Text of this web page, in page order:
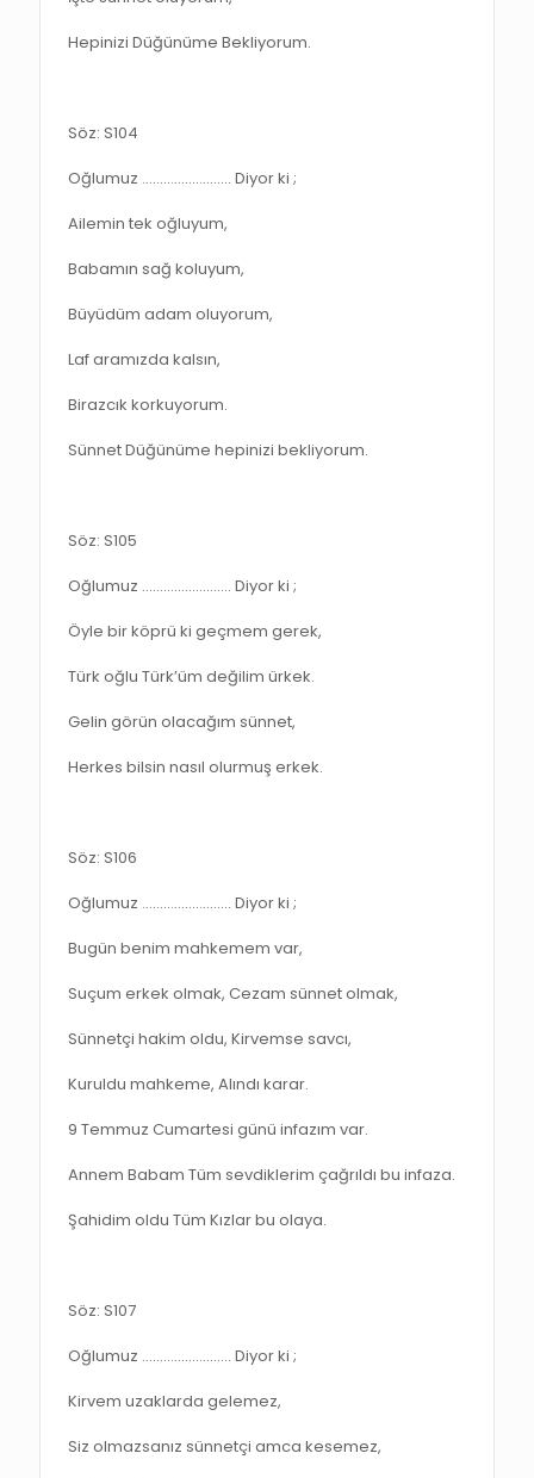
Hepinizi Düğünüme Bekliyorum.
Söz: S104
Oğlumuz ……………………. Diyor ki ;
Ailemin tek oğluyum,
Babamın sağ koluyum,
Büyüdüm adam oluyorum,
Laf aramızda kalsın,
Birazcık korkuyorum.
Sünnet Düğünüme hepinizi bekliyorum.
Söz: S105
Oğlumuz ……………………. Diyor ki ;
Öyle bir köprü ki geçmem gerek,
Türk oğlu Türk’üm değilim ürkek.
Gelin görün olacağım sünnet,
Herkes bilsin nasıl olurmuş erkek.
Söz: S106
Oğlumuz ……………………. Diyor ki ;
Bugün benim mahkemem var,
Suçum erkek olmak, Cezam sünnet olmak,
Sünnetçi hakim oldu, Kirvemse savcı,
Kuruldu mahkeme, Alındı karar.
9 Temmuz Cumartesi günü infazım var.
Annem Babam Tüm sevdiklerim çağrıldı bu infaza.
Şahidim oldu Tüm Kızlar bu olaya.
Söz: S107
Oğlumuz ……………………. Diyor ki ;
Kirvem uzaklarda gelemez,
Siz olmazsanız sünnetçi amca kesemez,